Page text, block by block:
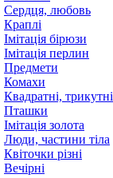
Сердця, любовь
Краплі
Імітація бірюзи
Імітація перлин
Предмети
Комахи
Квадратні, трикутні
Пташки
Імітація золота
Люди, частини тіла
Квіточки різні
Вечірні